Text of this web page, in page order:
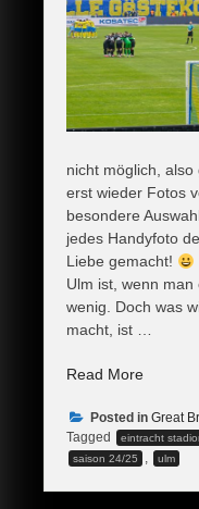
nicht möglich,
erst wieder Fotos
besondere
jedes Handyfoto
Liebe gemacht!
Ulm ist, wenn man
wenig. Doch was
macht, ist …
Read More
im
Posted in Great
Tagged
eintracht
saison 24/25 , ulm